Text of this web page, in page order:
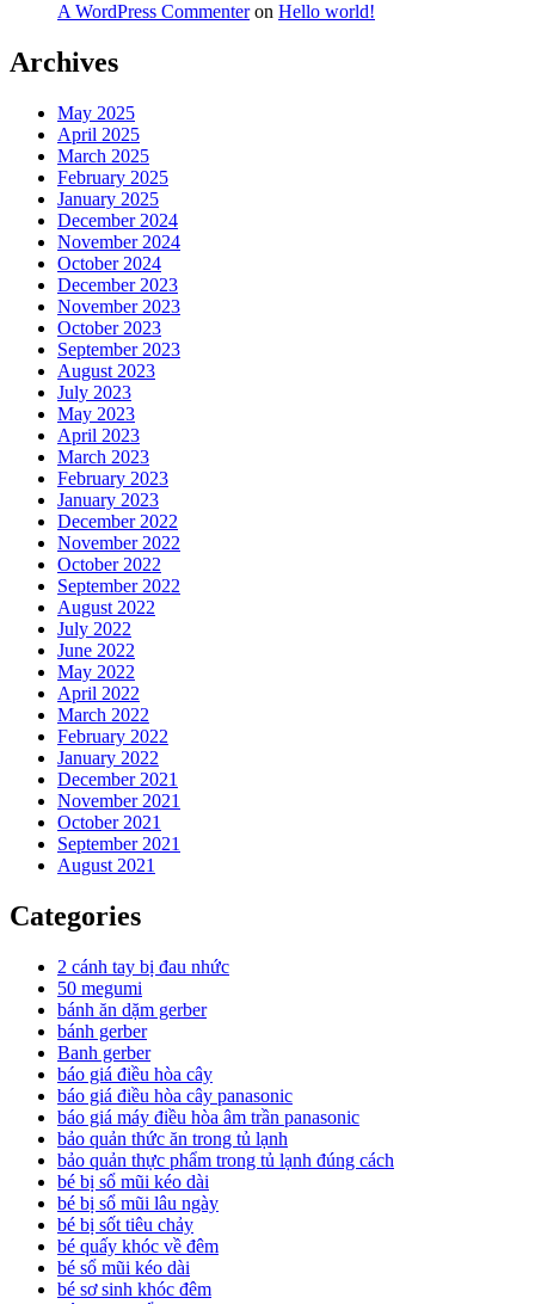
A WordPress Commenteron Hello world!
Archives
May 2025
April 2025
March 2025
February 2025
January 2025
December 2024
November 2024
October 2024
December 2023
November 2023
October 2023
September 2023
August 2023
July 2023
May 2023
April 2023
March 2023
February 2023
January 2023
December 2022
November 2022
October 2022
September 2022
August 2022
July 2022
June 2022
May 2022
April 2022
March 2022
February 2022
January 2022
December 2021
November 2021
October 2021
September 2021
August 2021
Categories
2 cánh tay bị đau nhức
50 megumi
bánh ăn dặm gerber
bánh gerber
Banh gerber
báo giá điều hòa cây
báo giá điều hòa cây panasonic
báo giá máy điều hòa âm trần panasonic
bảo quản thức ăn trong tủ lạnh
bảo quản thực phẩm trong tủ lạnh đúng cách
bé bị sổ mũi kéo dài
bé bị sổ mũi lâu ngày
bé bị sốt tiêu chảy
bé quấy khóc về đêm
bé sổ mũi kéo dài
bé sơ sinh khóc đêm